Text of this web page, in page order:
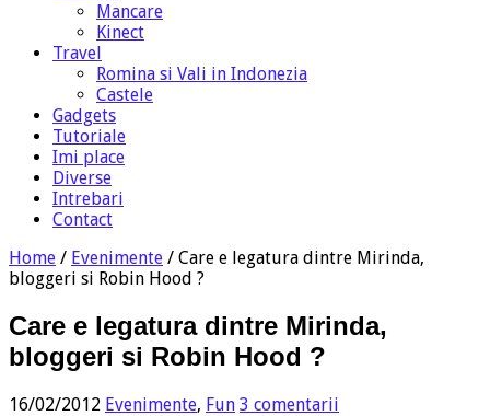
Mancare
Kinect
Travel
Romina si Vali in Indonezia
Castele
Gadgets
Tutoriale
Imi place
Diverse
Intrebari
Contact
Home / Evenimente / Care e legatura dintre Mirinda,
bloggeri si Robin Hood ?
Care e legatura dintre Mirinda,
bloggeri si Robin Hood ?
16/02/2012 Evenimente, Fun 3 comentarii